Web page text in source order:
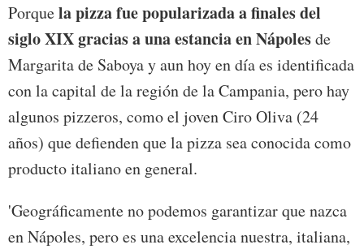
Porquela pizza fue popularizada a finales del
siglo XIX gracias a una estancia en Nápolesde
Margarita de Saboya y aun hoy en día es identificada
con la capital de la región de la Campania, pero hay
algunos pizzeros, como el joven Ciro Oliva (24
años) que defienden que la pizza sea conocida como
producto italiano en general.
'Geográficamente no podemos garantizar que nazca
en Nápoles, pero es una excelencia nuestra, italiana,